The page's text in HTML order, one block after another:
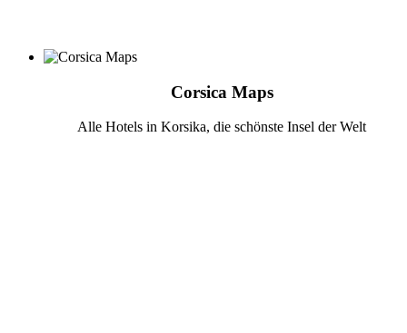
Corsica Maps
Alle Hotels in Korsika, die schönste Insel der Welt